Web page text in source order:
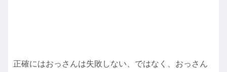
正確にはおっさんは失敗しない、ではなく、おっさん